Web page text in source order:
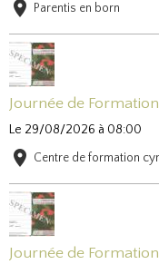
Parentis en born
Journée de
Le 29/08/2026 à 08:00
Centre de formation
Journée de